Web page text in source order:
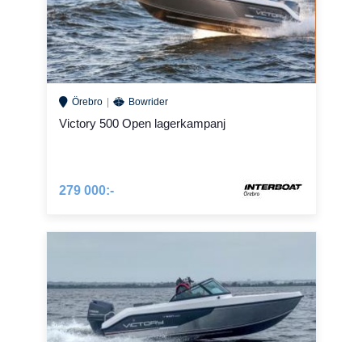
Örebro Bowrider
Victory 500 Open lagerkampanj
279 000:-